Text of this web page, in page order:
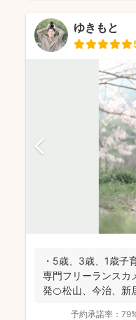
ゆきもと
・5歳、3歳、1歳子
専門フリーランスカ
発🍊松山、今治、新
予約承諾率：